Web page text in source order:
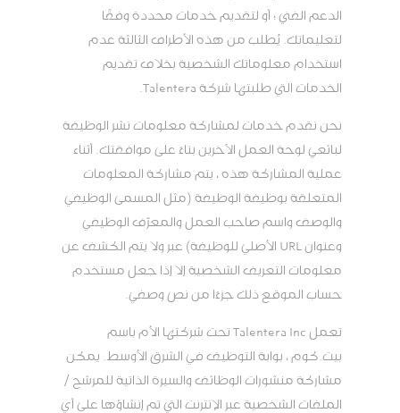
الدعم الفني ؛ أو لتقديم خدمات محددة وفقًا
لتعليماتك. يُطلب من هذه الأطراف الثالثة عدم
استخدام معلوماتك الشخصية بخلاف تقديم
الخدمات التي طلبتها شركة Talentera.
نحن نقدم خدمات لمشاركة معلومات نشر الوظيفة
لبائعي لوحة العمل الآخرين بناءً على موافقتك. أثناء
عملية المشاركة هذه ، يتم مشاركة المعلومات
المتعلقة بوظيفة الوظيفة (مثل المسمى الوظيفي
والوصف واسم صاحب العمل والمعرّف الوظيفي
وعنوان URL الأصلي للوظيفة) عبر ولا يتم الكشف عن
معلومات التعريف الشخصية إلا إذا جعل مستخدم
حساب الموقع ذلك جزءًا من نص وصفي.
تعمل Talentera Inc تحت شركتها الأم باسم
بيت.كوم ، بوابة التوظيف في الشرق الأوسط. يمكن
مشاركة منشورات الوظائف والسيرة الذاتية للمرشح /
الملفات الشخصية عبر الإنترنت التي تم إنشاؤها على أي